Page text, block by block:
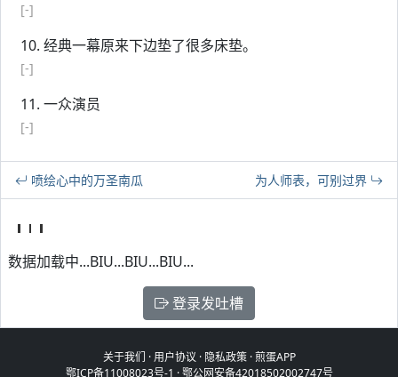
[-]
10. 经典一幕原来下边垫了很多床垫。
[-]
11. 一众演员
[-]
喷绘心中的万圣南瓜 为人师表，可别过界
数据加载中...BIU...BIU...BIU...
登录发吐槽
关于我们 ·用户协议 · 隐私政策·煎蛋APP
鄂ICP备11008023号-1 ·鄂公网安备42018502002747号